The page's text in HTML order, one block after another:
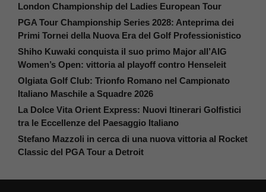
London Championship del Ladies European Tour
PGA Tour Championship Series 2028: Anteprima dei
Primi Tornei della Nuova Era del Golf Professionistico
Shiho Kuwaki conquista il suo primo Major all’AIG
Women’s Open: vittoria al playoff contro Henseleit
Olgiata Golf Club: Trionfo Romano nel Campionato
Italiano Maschile a Squadre 2026
La Dolce Vita Orient Express: Nuovi Itinerari Golfistici
tra le Eccellenze del Paesaggio Italiano
Stefano Mazzoli in cerca di una nuova vittoria al Rocket
Classic del PGA Tour a Detroit